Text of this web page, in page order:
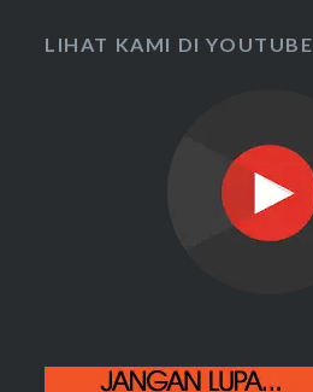
LIHAT KAMI DI YOUTUBE